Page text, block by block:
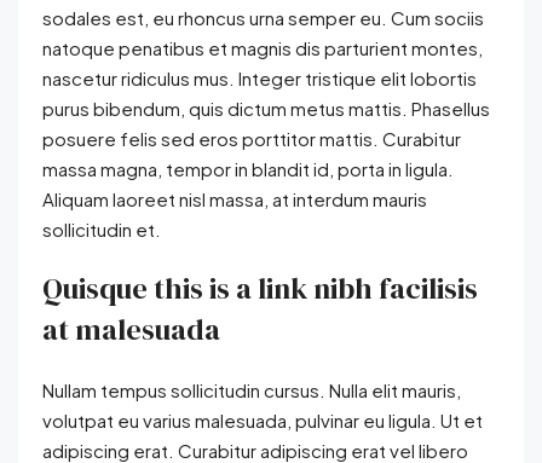
sodales est, eu rhoncus urna semper eu. Cum sociis
natoque penatibus et magnis dis parturient montes,
nascetur ridiculus mus. Integer tristique elit lobortis
purus bibendum, quis dictum metus mattis. Phasellus
posuere felis sed eros porttitor mattis. Curabitur
massa magna, tempor in blandit id, porta in ligula.
Aliquam laoreet nisl massa, at interdum mauris
sollicitudin et.
Quisque this is a link nibh facilisis
at malesuada
Nullam tempus sollicitudin cursus. Nulla elit mauris,
volutpat eu varius malesuada, pulvinar eu ligula. Ut et
adipiscing erat. Curabitur adipiscing erat vel libero